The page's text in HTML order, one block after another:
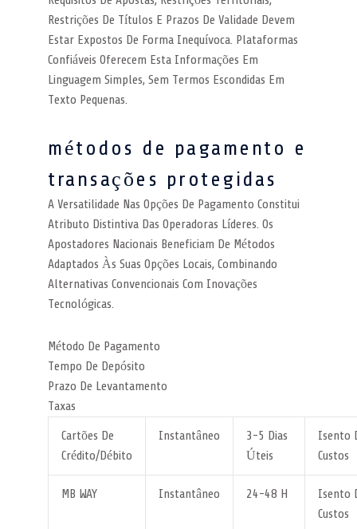
Restrições De Títulos E Prazos De Validade Devem
Estar Expostos De Forma Inequívoca. Plataformas
Confiáveis Oferecem Esta Informações Em
Linguagem Simples, Sem Termos Escondidas Em
Texto Pequenas.
métodos de pagamento e
transações protegidas
A Versatilidade Nas Opções De Pagamento Constitui
Atributo Distintiva Das Operadoras Líderes. Os
Apostadores Nacionais Beneficiam De Métodos
Adaptados Às Suas Opções Locais, Combinando
Alternativas Convencionais Com Inovações
Tecnológicas.
Método De Pagamento
Tempo De Depósito
Prazo De Levantamento
Taxas
Cartões De
Crédito/Débito
Instantâneo 3-5 Dias
Úteis
Isento
Custos
MB WAY
Instantâneo 24-48 H Isento
Custos